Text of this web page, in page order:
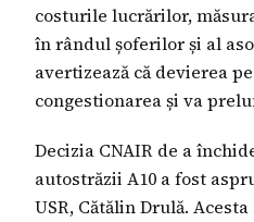
costurile lucrărilor,
în rândul șoferilor și al
avertizează că devierea
congestionarea și va
Decizia CNAIR de a
autostrăzii A10 a fost
USR, Cătălin Drulă.